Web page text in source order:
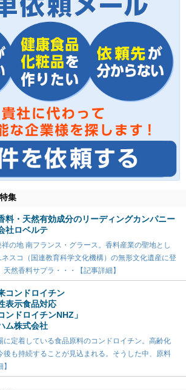
集
料・天然有効成分のリーディングカンパニー
社ロベルテ
祥の地 南フランス・グラース。香料産業の聖地とし
ネスコ（国連教育科学文化機構）の無形文化遺産に登
然香料サプラ・・・【記事詳細】
コンドロイチン
表示食品対応
ンドロイチンNHZ」
ム株式会社
に定着している食品原料のコンドロイチン。高齢化
後も持続することが見込まれる。そうした中、原料